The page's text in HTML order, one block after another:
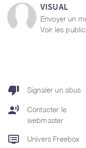
VISUAL
Envoyer un
Voir les
thumb_down Signaler un abus
record_voice_over
Contacter le
webmaster
dvr Univers Freebox